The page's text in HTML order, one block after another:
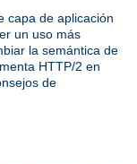
capa de aplicación
un uso más
la semántica de
HTTP/2 en
de